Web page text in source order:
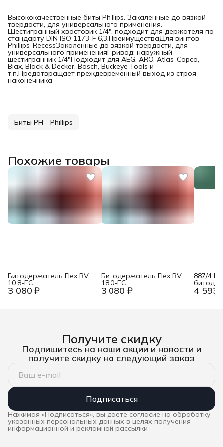
Высококачественные биты Phillips. Закалённые до вязкой
твёрдости, для универсального применения.
Шестигранный хвостовик 1/4", подходит для держателя по
стандарту DIN ISO 1173-F 6,3.ПреимуществаДля винтов
Phillips-RecessЗакалённые до вязкой твёрдости, для
универсального примененияПривод: наружный
шестигранник 1/4"Подходит для AEG, ARO, Atlas-Copco,
Biax, Black & Decker, Bosch, Buckeye Tools и
т.п.Предотвращает преждевременный выход из строя
наконечника
Биты PH - Phillips
Похожие товары
3 080 ₽
Битодержатель Flex BV
10.8-EC
3 080 ₽
Битодержатель Flex BV
18.0-EC
4 593
887/4
1/
Получите скидку
Подпишитесь на наши акции и новости и
получите скидку на следующий заказ
Подписаться
Нажимая «Подписаться», вы даете согласие на обработку
указанных персональных данных в целях получения
информационной и рекламной рассылки